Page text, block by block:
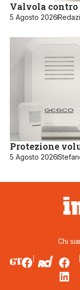
Valvola contro
5 Agosto 2026
Protezione
5 Agosto 2026
Chi